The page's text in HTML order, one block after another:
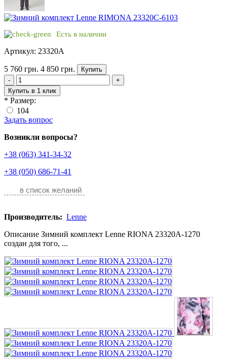
Есть в наличии
Артикул: 23320A
5 760 грн. 4 850 грн.
Купить
-
+
Купить в 1 клик
* Размер:
104
Задать вопрос
Возникли вопросы?
+38 (063) 341-34-32
+38 (050) 686-71-41
в список желаний
Производитель: Lenne
Описание Зимний комплект Lenne RIONA 23320A-1270
создан для того, ...